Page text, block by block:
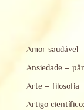
Amor saudável
Ansiedade –
Arte – filosofia
Artigo